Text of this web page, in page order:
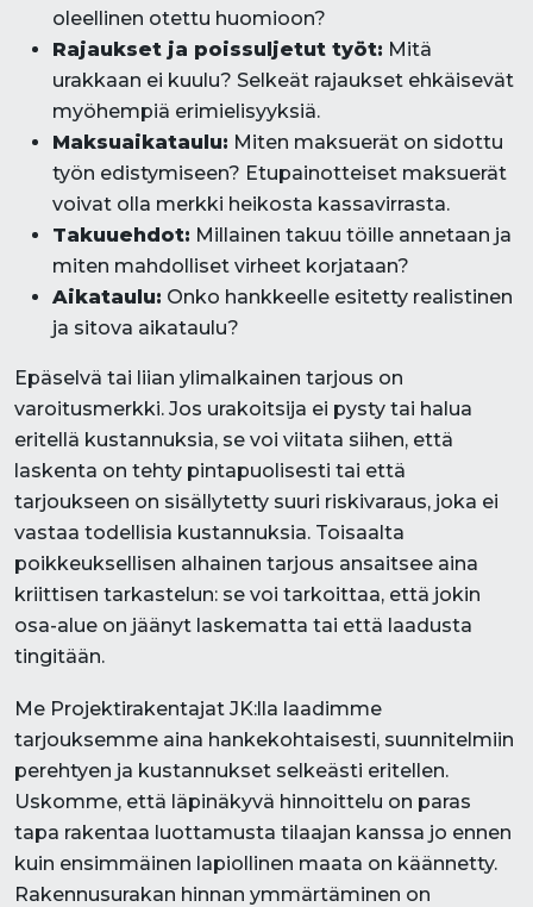
oleellinen otettu huomioon?
Rajaukset ja poissuljetut työt: Mitä
urakkaan ei kuulu? Selkeät rajaukset ehkäisevät
myöhempiä erimielisyyksiä.
Maksuaikataulu: Miten maksuerät on sidottu
työn edistymiseen? Etupainotteiset maksuerät
voivat olla merkki heikosta kassavirrasta.
Takuuehdot: Millainen takuu töille annetaan ja
miten mahdolliset virheet korjataan?
Aikataulu: Onko hankkeelle esitetty realistinen
ja sitova aikataulu?
Epäselvä tai liian ylimalkainen tarjous on
varoitusmerkki. Jos urakoitsija ei pysty tai halua
eritellä kustannuksia, se voi viitata siihen, että
laskenta on tehty pintapuolisesti tai että
tarjoukseen on sisällytetty suuri riskivaraus, joka ei
vastaa todellisia kustannuksia. Toisaalta
poikkeuksellisen alhainen tarjous ansaitsee aina
kriittisen tarkastelun: se voi tarkoittaa, että jokin
osa-alue on jäänyt laskematta tai että laadusta
tingitään.
Me Projektirakentajat JK:lla laadimme
tarjouksemme aina hankekohtaisesti, suunnitelmiin
perehtyen ja kustannukset selkeästi eritellen.
Uskomme, että läpinäkyvä hinnoittelu on paras
tapa rakentaa luottamusta tilaajan kanssa jo ennen
kuin ensimmäinen lapiollinen maata on käännetty.
Rakennusurakan hinnan ymmärtäminen on